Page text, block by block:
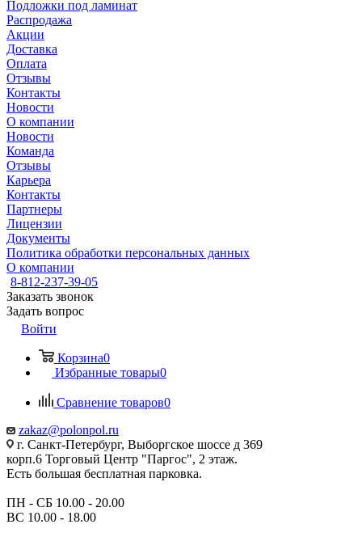
Подложки под ламинат
Распродажа
Акции
Доставка
Оплата
Отзывы
Контакты
Новости
О компании
Новости
Команда
Отзывы
Карьера
Контакты
Партнеры
Лицензии
Документы
Политика обработки персональных данных
О компании
8-812-237-39-05
Заказать звонок
Задать вопрос
Войти
Корзина0
Избранные товары0
Сравнение товаров0
zakaz@polonpol.ru
г. Санкт-Петербург, Выборгское шоссе д 369
корп.6 Торговый Центр "Паргос", 2 этаж.
Есть большая бесплатная парковка.
ПН - СБ 10.00 - 20.00
ВС 10.00 - 18.00